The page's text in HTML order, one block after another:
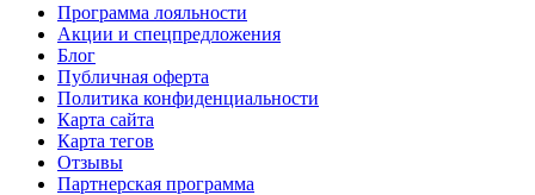
Программа лояльности
Акции и спецпредложения
Блог
Публичная оферта
Политика конфиденциальности
Карта сайта
Карта тегов
Отзывы
Партнерская программа